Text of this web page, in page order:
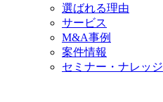
選ばれる理由
サービス
M&A事例
案件情報
セミナー・ナレッジ